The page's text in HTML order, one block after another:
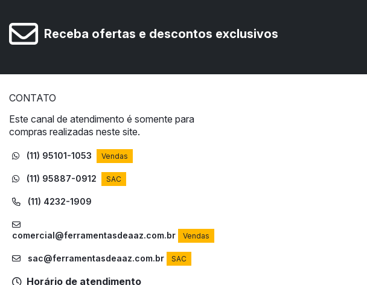
Receba ofertas e descontos exclusivos
CONTATO
Este canal de atendimento é somente para
compras realizadas neste site.
(11) 95101-1053 Vendas
(11) 95887-0912 SAC
(11) 4232-1909
comercial@ferramentasdeaaz.com.br Vendas
sac@ferramentasdeaaz.com.br SAC
Horário de atendimento